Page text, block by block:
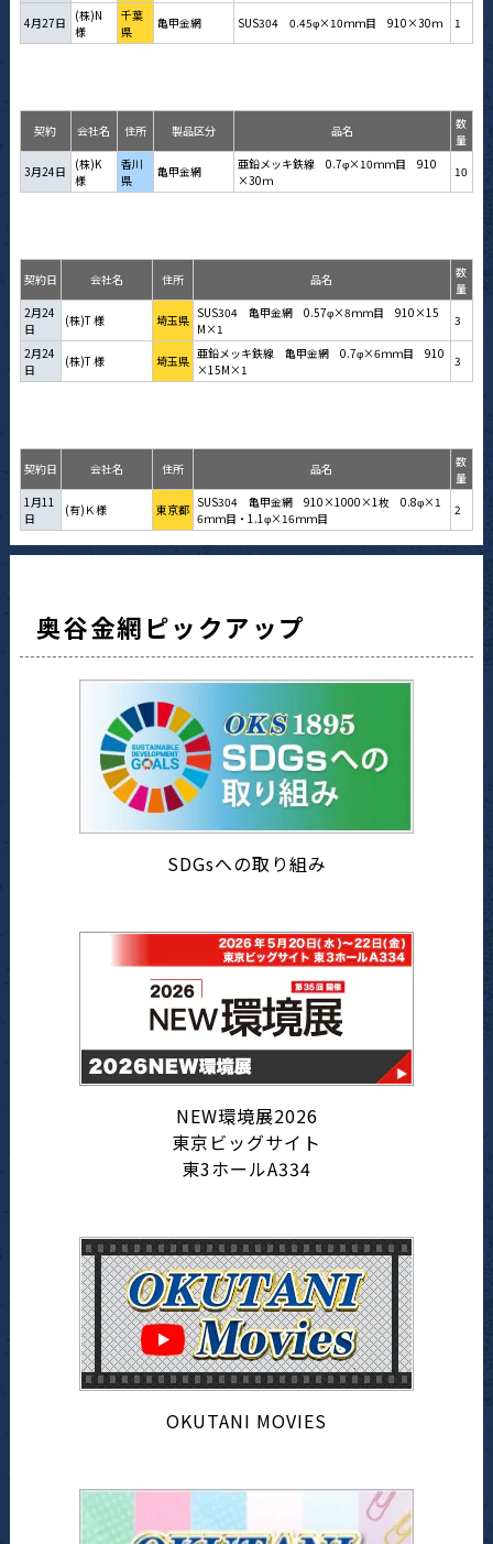
4月27日
(株)N
様
千葉
県
亀甲金網 SUS304 0.45φ×10ｍｍ目 910×30ｍ 1
契約 会社名 住所 製品区分 品名
数
量
3月24日
(株)K
様
香川
県
亀甲金網
亜鉛メッキ鉄線 0.7φ×10ｍｍ目 910
×30ｍ
10
契約日 会社名 住所 品名
数
量
2月24
日
(株)T 様 埼玉県 SUS304 亀甲金網 0.57φ×8ｍｍ目 910×15
M×1
3
2月24
日
(株)T 様 埼玉県 亜鉛メッキ鉄線 亀甲金網 0.7φ×6ｍｍ目 910
×15M×1
3
契約日 会社名 住所 品名
数
量
1月11
日
(有)Ｋ様 東京都 SUS304 亀甲金網 910×1000×1枚 0.8φ×1
6ｍｍ目・1.1φ×16ｍｍ目
2
奥谷金網ピックアップ
SDGsへの取り組み
NEW環境展2026
東京ビッグサイト
東3ホールA334
OKUTANI MOVIES